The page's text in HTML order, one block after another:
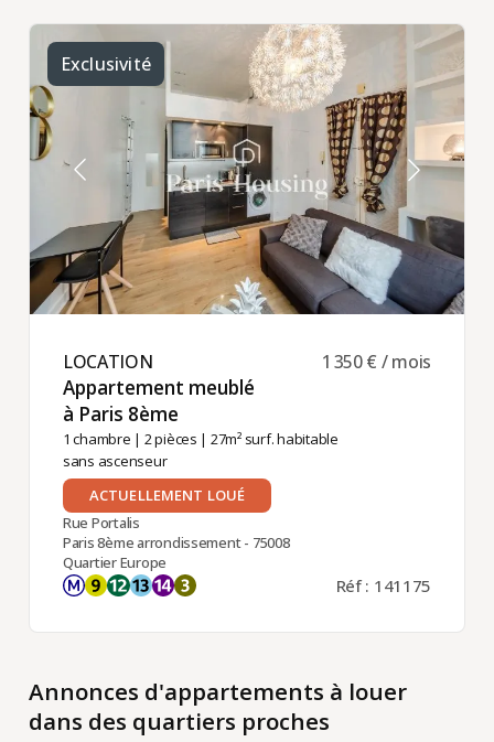
Exclusivité
LOCATION ​
Appartement meublé
à Paris 8ème ​
1 chambre | 2 pièces | 27m² surf. habitable
sans ascenseur
1 350 € / mois
ACTUELLEMENT LOUÉ
Rue Portalis
Paris 8ème arrondissement - 75008
Quartier Europe
Réf : 141175
Annonces d'appartements à louer
dans des quartiers proches